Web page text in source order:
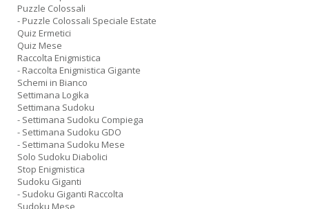
Puzzle Colossali
- Puzzle Colossali Speciale Estate
Quiz Ermetici
Quiz Mese
Raccolta Enigmistica
- Raccolta Enigmistica Gigante
Schemi in Bianco
Settimana Logika
Settimana Sudoku
- Settimana Sudoku Compiega
- Settimana Sudoku GDO
- Settimana Sudoku Mese
Solo Sudoku Diabolici
Stop Enigmistica
Sudoku Giganti
- Sudoku Giganti Raccolta
Sudoku Mese